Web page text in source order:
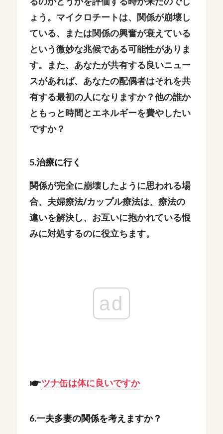
ょう。マイクロチートは、関係が崩壊し
ている、または関係の興奮が衰えている
という微妙な兆候である可能性がありま
す。また、あなたが共有する良いニュー
スがあれば、あなたの配偶者はそれを共
有する最初の人になりますか？他の誰か
ともっと時間とエネルギーを費やしたい
ですか？
5.治療に行く
関係が完全に崩壊したように思われる場
合、夫婦療法/カップル療法は、療法の
違いを解決し、お互いに抱かれている恨
みに対処するのに役立ちます。
ad
ツナ缶は体に良いですか
6.一夫多妻の関係を考えますか？